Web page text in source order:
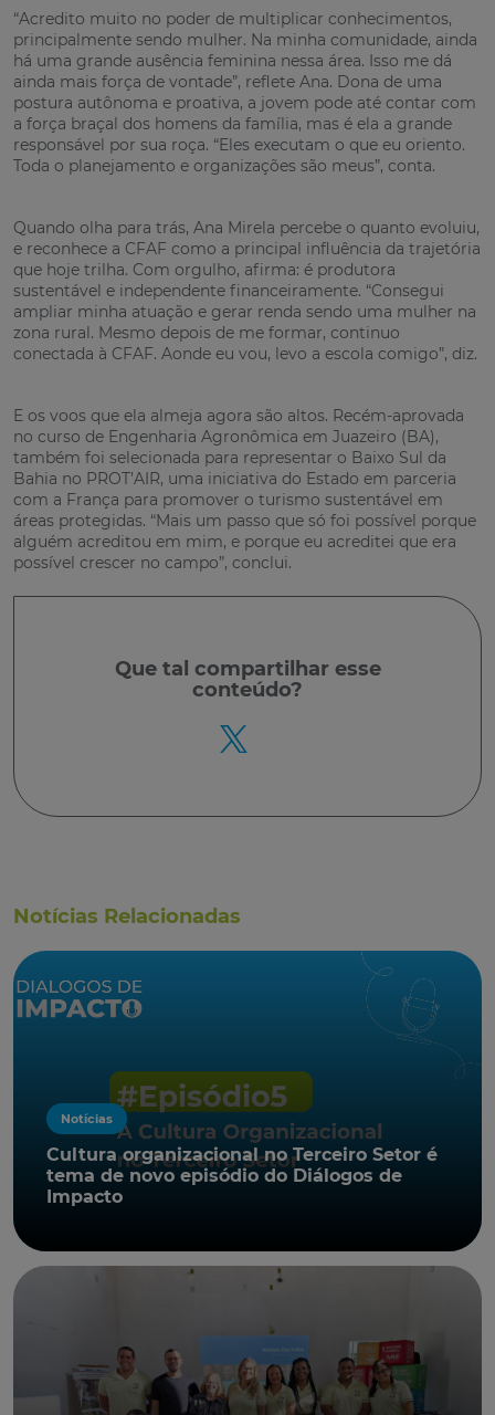
“Acredito muito no poder de multiplicar conhecimentos,
principalmente sendo mulher. Na minha comunidade, ainda
há uma grande ausência feminina nessa área. Isso me dá
ainda mais força de vontade”, reflete Ana. Dona de uma
postura autônoma e proativa, a jovem pode até contar com
a força braçal dos homens da família, mas é ela a grande
responsável por sua roça. “Eles executam o que eu oriento.
Toda o planejamento e organizações são meus”, conta.
Quando olha para trás, Ana Mirela percebe o quanto evoluiu,
e reconhece a CFAF como a principal influência da trajetória
que hoje trilha. Com orgulho, afirma: é produtora
sustentável e independente financeiramente. “Consegui
ampliar minha atuação e gerar renda sendo uma mulher na
zona rural. Mesmo depois de me formar, continuo
conectada à CFAF. Aonde eu vou, levo a escola comigo”, diz.
E os voos que ela almeja agora são altos. Recém-aprovada
no curso de Engenharia Agronômica em Juazeiro (BA),
também foi selecionada para representar o Baixo Sul da
Bahia no PROT’AIR, uma iniciativa do Estado em parceria
com a França para promover o turismo sustentável em
áreas protegidas. “Mais um passo que só foi possível porque
alguém acreditou em mim, e porque eu acreditei que era
possível crescer no campo”, conclui.
Que tal compartilhar esse
conteúdo?
Notícias Relacionadas
Notícias
Cultura organizacional no Terceiro Setor é
tema de novo episódio do Diálogos de
Impacto